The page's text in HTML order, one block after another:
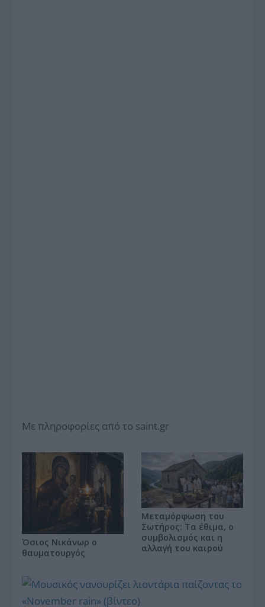
Με πληροφορίες από το saint.gr
Όσιος Νικάνωρ ο
θαυματουργός
Μεταμόρφωση του
Σωτήρος: Τα έθιμα, ο
συμβολισμός και η
αλλαγή του καιρού